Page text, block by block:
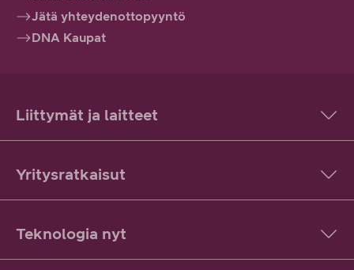
Jätä yhteydenottopyyntö
DNA Kaupat
Liittymät ja laitteet
Yritysratkaisut
Teknologia nyt